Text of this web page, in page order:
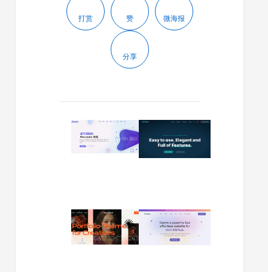
打赏 赞 微海报
分享
2024/01/01
Avas
v6.4.8
WordPress
主
题
2023/10/09
Ingenioso
v1.4.0